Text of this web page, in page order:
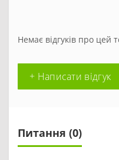
Немає відгуків про цей
+ Написати відгук
Питання (0)